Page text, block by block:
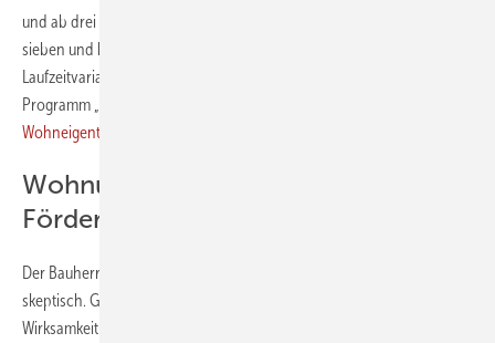
und ab drei Kindern bis zu 150.000 Euro. Es sind Kreditlaufzeiten ab
sieben und bis 35 Jahre möglich. Die Zinsen können je nach
Laufzeitvariante für maximal 20 Jahre festgeschrieben werden. Das
Programm „Jung kauft Alt“ lässt sich mit dem
Wohneigentumsprogramm
Wohnungswirtschaft kritisiert das
Förderprogramm
Der Bauherren-Schutzbund (BSB) beurteilt das Förderprogramm
skeptisch. Geschäftsführer Florian Becker zweifelt an seiner
Wirksamkeit und warnt vor Verbraucherrisiken: „Die strengen